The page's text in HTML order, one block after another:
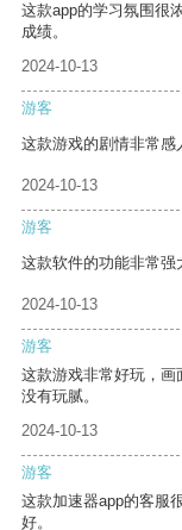
这款app的学习氛围很
成绩。
2024-10-13
游客
这款游戏的剧情非常感
2024-10-13
游客
这款软件的功能非常强
2024-10-13
游客
这款游戏非常好玩，
没有玩腻。
2024-10-13
游客
这款加速器app的客服
好。